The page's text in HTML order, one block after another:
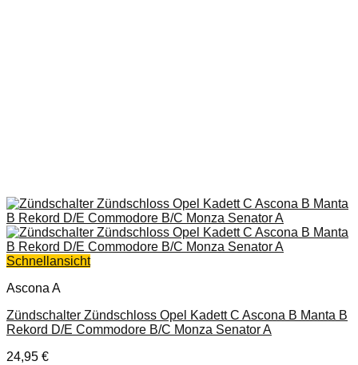
Schnellansicht
Ascona A
Zündschalter Zündschloss Opel Kadett C Ascona B Manta B
Rekord D/E Commodore B/C Monza Senator A
24,95 €